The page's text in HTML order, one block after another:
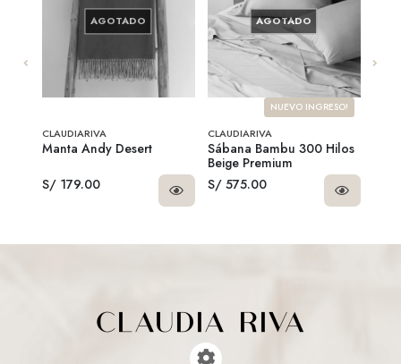
AGOTADO
CLAUDIARIVA
Manta Andy Desert
S/ 179.00
AGOTADO
NUEVO INGRESO!
CLAUDIARIVA
Sábana Bambu 300 Hilos
Beige Premium
S/ 575.00